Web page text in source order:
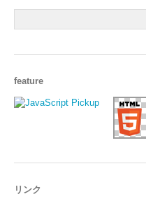
feature
リンク